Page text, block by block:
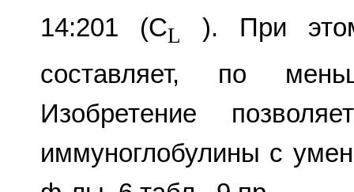
14:201 (CL
). При этом
составляет, по
Изобретение
иммуноглобулины с